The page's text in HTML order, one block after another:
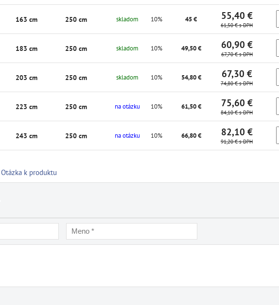
163 cm 250 cm skladom 10% 45 € 55,40 €
61,50 € s DPH
183 cm 250 cm skladom 10% 49,50 € 60,90 €
67,70 € s DPH
203 cm 250 cm skladom 10% 54,80 € 67,30 €
74,80 € s DPH
223 cm 250 cm na otázku 10% 61,50 € 75,60 €
84,10 € s DPH
243 cm 250 cm na otázku 10% 66,80 € 82,10 €
91,20 € s DPH
Otázka k produktu